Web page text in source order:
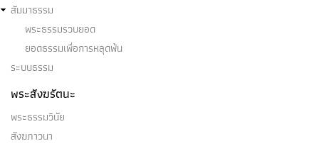
สัมมาธรรม
พระธรรมรวบยอด
ยอดธรรมเพื่อการหลุดพ้น
ระบบธรรม
พระสังฆรัตนะ
พระธรรมวินัย
สังฆภาวนา